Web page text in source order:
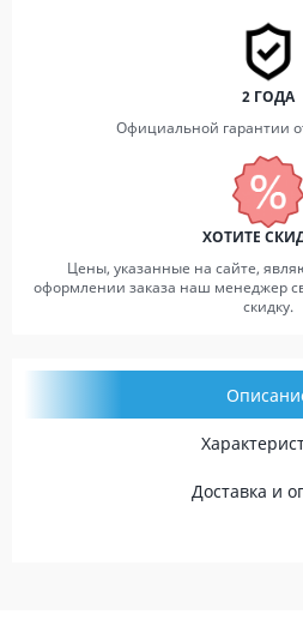
2 ГОДА
Официальной гарантии
ХОТИТЕ
Цены, указанные на сайте,
оформлении заказа наш менеджер
скидку.
Доставка и